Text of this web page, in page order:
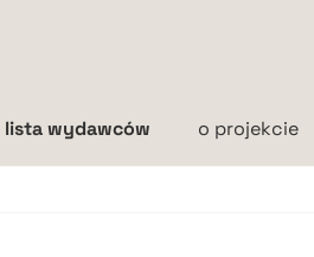
lista wydawców o projekcie